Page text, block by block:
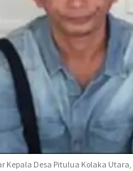
Kepala Desa Pitulua Kolaka